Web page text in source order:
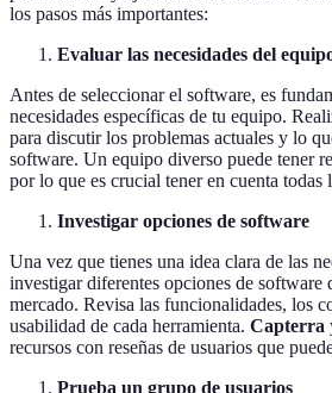
los pasos más importantes:
Evaluar las necesidades del
Antes de seleccionar el software, es
necesidades específicas de tu equipo.
para discutir los problemas actuales y lo
software. Un equipo diverso puede tener
por lo que es crucial tener en cuenta todas
Investigar opciones de software
Una vez que tienes una idea clara de las
investigar diferentes opciones de software
mercado. Revisa las funcionalidades, los
usabilidad de cada herramienta. Capterra
recursos con reseñas de usuarios que
Prueba un grupo de usuarios